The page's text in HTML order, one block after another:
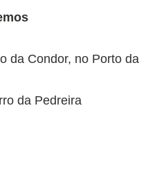
da Condor, no Porto da
da Pedreira